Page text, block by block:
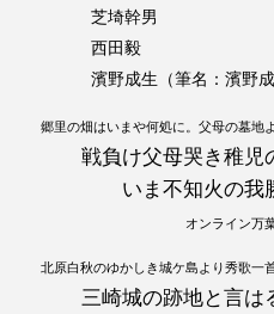
芝埼幹男
西田毅
濱野成生（筆名：濱野成
郷里の畑はいまや何処に。父母の墓地
戦負け父母哭き稚児
いま不知火の我勝
オンライン万
北原白秋のゆかしき城ケ島より秀歌一
三崎城の跡地と言は